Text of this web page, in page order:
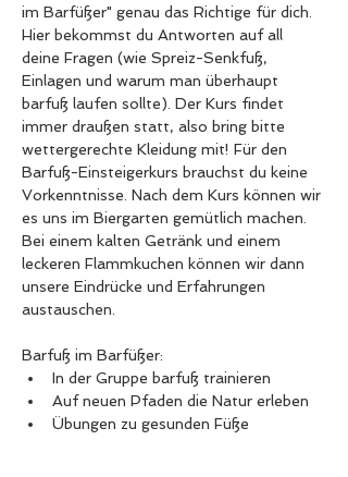
im Barfüßer" genau das Richtige für dich.
Hier bekommst du Antworten auf all
deine Fragen (wie Spreiz-Senkfuß,
Einlagen und warum man überhaupt
barfuß laufen sollte). Der Kurs findet
immer draußen statt, also bring bitte
wettergerechte Kleidung mit! Für den
Barfuß-Einsteigerkurs brauchst du keine
Vorkenntnisse. Nach dem Kurs können wir
es uns im Biergarten gemütlich machen.
Bei einem kalten Getränk und einem
leckeren Flammkuchen können wir dann
unsere Eindrücke und Erfahrungen
austauschen.
​Barfuß im Barfüßer:
In der Gruppe barfuß trainieren
Auf neuen Pfaden die Natur erleben
Übungen zu gesunden Füße